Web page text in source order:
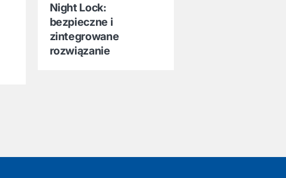
Night Lock:
bezpieczne i
zintegrowane
rozwiązanie